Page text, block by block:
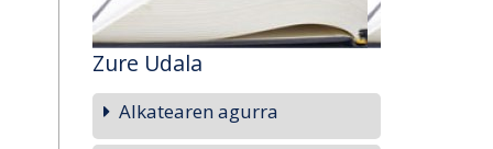
Zure Udala
Alkatearen agurra